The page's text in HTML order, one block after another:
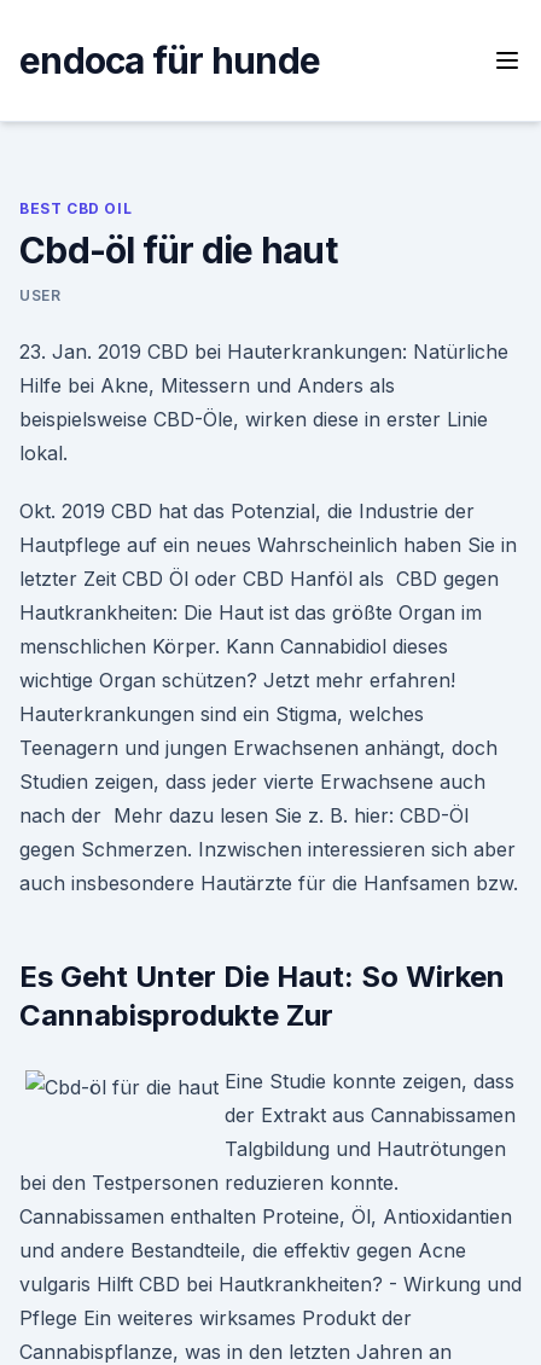
content
endoca für hunde
BEST CBD OIL
Cbd-öl für die haut
USER
23. Jan. 2019 CBD bei Hauterkrankungen: Natürliche
Hilfe bei Akne, Mitessern und Anders als
beispielsweise CBD-Öle, wirken diese in erster Linie
lokal.
Okt. 2019 CBD hat das Potenzial, die Industrie der
Hautpflege auf ein neues Wahrscheinlich haben Sie in
letzter Zeit CBD Öl oder CBD Hanföl als CBD gegen
Hautkrankheiten: Die Haut ist das größte Organ im
menschlichen Körper. Kann Cannabidiol dieses
wichtige Organ schützen? Jetzt mehr erfahren!
Hauterkrankungen sind ein Stigma, welches
Teenagern und jungen Erwachsenen anhängt, doch
Studien zeigen, dass jeder vierte Erwachsene auch
nach der Mehr dazu lesen Sie z. B. hier: CBD-Öl
gegen Schmerzen. Inzwischen interessieren sich aber
auch insbesondere Hautärzte für die Hanfsamen bzw.
Es Geht Unter Die Haut: So Wirken
Cannabisprodukte Zur
Eine Studie konnte zeigen, dass
der Extrakt aus Cannabissamen
Talgbildung und Hautrötungen
bei den Testpersonen reduzieren konnte.
Cannabissamen enthalten Proteine, Öl, Antioxidantien
und andere Bestandteile, die effektiv gegen Acne
vulgaris Hilft CBD bei Hautkrankheiten? - Wirkung und
Pflege Ein weiteres wirksames Produkt der
Cannabispflanze, was in den letzten Jahren an